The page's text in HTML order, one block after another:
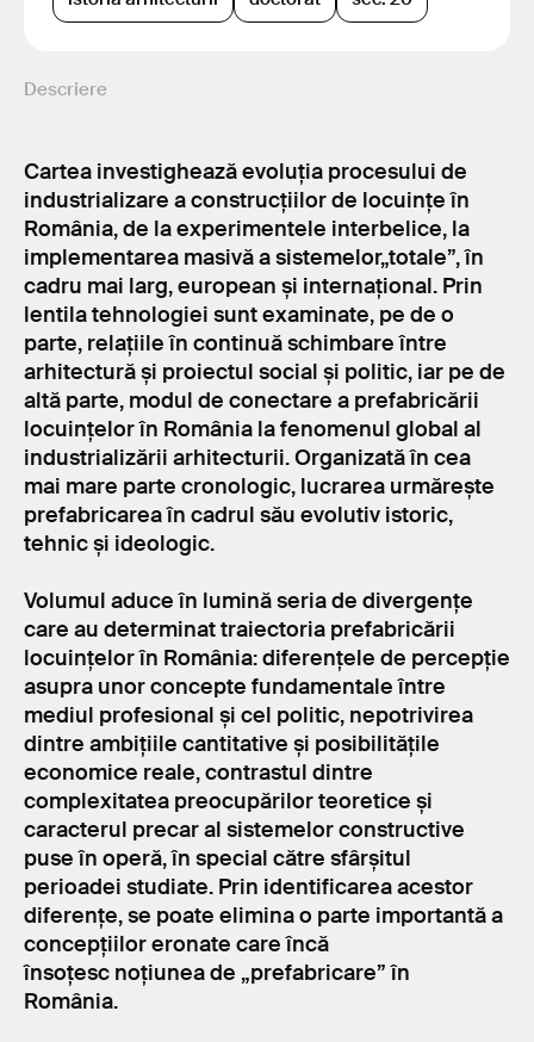
Descriere
Cartea investighează evoluția procesului de
industrializare a construcțiilor de locuințe în
România, de la experimentele interbelice, la
implementarea masivă a sistemelor„totale”, în
cadru mai larg, european și internațional. Prin
lentila tehnologiei sunt examinate, pe de o
parte, relațiile în continuă schimbare între
arhitectură și proiectul social și politic, iar pe de
altă parte, modul de conectare a prefabricării
locuințelor în România la fenomenul global al
industrializării arhitecturii. Organizată în cea
mai mare parte cronologic, lucrarea urmărește
prefabricarea în cadrul său evolutiv istoric,
tehnic și ideologic.
Volumul aduce în lumină seria de divergențe
care au determinat traiectoria prefabricării
locuințelor în România: diferențele de percepție
asupra unor concepte fundamentale între
mediul profesional și cel politic, nepotrivirea
dintre ambițiile cantitative și posibilitățile
economice reale, contrastul dintre
complexitatea preocupărilor teoretice și
caracterul precar al sistemelor constructive
puse în operă, în special către sfârșitul
perioadei studiate. Prin identificarea acestor
diferențe, se poate elimina o parte importantă a
concepțiilor eronate care încă
însoțesc noțiunea de „prefabricare” în
România.